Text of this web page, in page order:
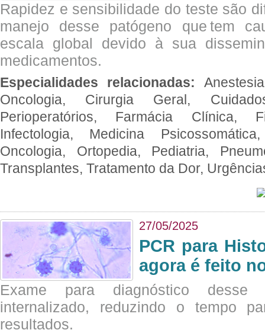
Rapidez e sensibilidade do teste são
manejo desse patógeno que tem
escala global devido à sua
medicamentos.
Especialidades relacionadas:
Oncologia, Cirurgia Geral,
Perioperatórios, Farmácia Clínica,
Infectologia, Medicina
Oncologia, Ortopedia, Pediatria,
Transplantes, Tratamento da Dor,
27/05/2025
PCR para
agora é feito
Exame para diagnóstico desse
internalizado, reduzindo o tempo
resultados.